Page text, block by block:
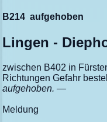
B214 aufgehoben
Lingen -
zwischen B402 in
Richtungen Gefahr
aufgehoben. —
Meldung